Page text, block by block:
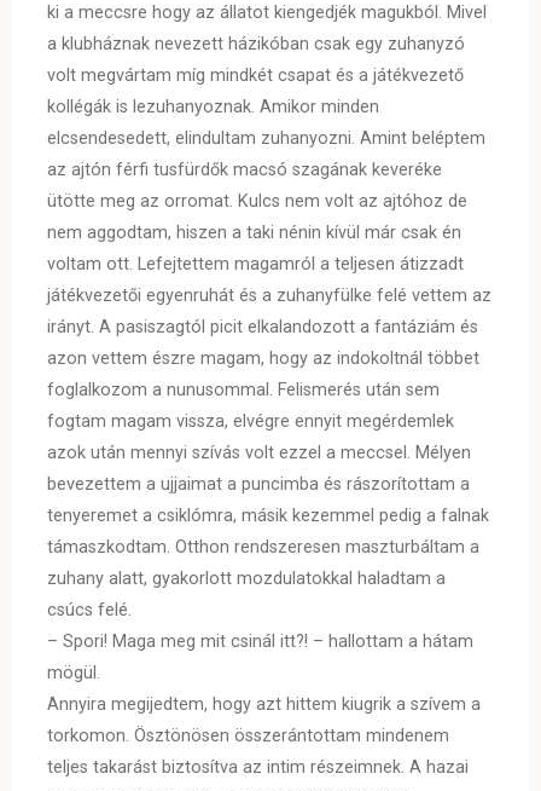
ki a meccsre hogy az állatot kiengedjék magukból. Mivel
a klubháznak nevezett házikóban csak egy zuhanyzó
volt megvártam míg mindkét csapat és a játékvezető
kollégák is lezuhanyoznak. Amikor minden
elcsendesedett, elindultam zuhanyozni. Amint beléptem
az ajtón férfi tusfürdők macsó szagának keveréke
ütötte meg az orromat. Kulcs nem volt az ajtóhoz de
nem aggodtam, hiszen a taki nénin kívül már csak én
voltam ott. Lefejtettem magamról a teljesen átizzadt
játékvezetői egyenruhát és a zuhanyfülke felé vettem az
irányt. A pasiszagtól picit elkalandozott a fantáziám és
azon vettem észre magam, hogy az indokoltnál többet
foglalkozom a nunusommal. Felismerés után sem
fogtam magam vissza, elvégre ennyit megérdemlek
azok után mennyi szívás volt ezzel a meccsel. Mélyen
bevezettem a ujjaimat a puncimba és rászorítottam a
tenyeremet a csiklómra, másik kezemmel pedig a falnak
támaszkodtam. Otthon rendszeresen maszturbáltam a
zuhany alatt, gyakorlott mozdulatokkal haladtam a
csúcs felé.
– Spori! Maga meg mit csinál itt?! – hallottam a hátam
mögül.
Annyira megijedtem, hogy azt hittem kiugrik a szívem a
torkomon. Ösztönösen összerántottam mindenem
teljes takarást biztosítva az intim részeimnek. A hazai